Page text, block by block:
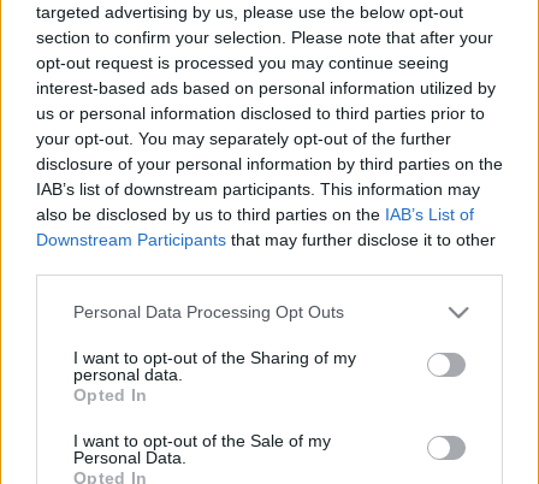
targeted advertising by us, please use the below opt-out
section to confirm your selection. Please note that after your
opt-out request is processed you may continue seeing
interest-based ads based on personal information utilized by
us or personal information disclosed to third parties prior to
your opt-out. You may separately opt-out of the further
disclosure of your personal information by third parties on the
IAB’s list of downstream participants. This information may
also be disclosed by us to third parties on the IAB’s List of
Downstream Participants that may further disclose it to other
Please note that this website/app uses one or more Google
not limited to your visit or usage behaviour. You may click to
grant or deny consent to Google and its third-party tags to
use your data for below specified purposes in below Google
consent section.
Personal Data Processing Opt Outs
I want to opt-out of the Sharing of my
personal data.
Opted In
I want to opt-out of the Sale of my
Personal Data.
Opted In
A platform minden komponenssel rendelkezik:
hardverrel, szoftverrel, anyagokkal. Akrilalapú
műgyantát (VisionClear) nyomtatnak, majd UV
fénnyel dolgoznak meg. A VsionEngine motor
többféle anyagot, például polimereket és boltokban
beszerezhető szemüvegkeretekhez passzoló
üvegeket printel, és légréseket is hagy, ha igény van
rájuk.
Ezekbe, a rétegek közé ágyazhatók az intelligens
technológiák: holografikus filmek, LCD kijelző,
felhasználónak nem kell külön szemüveget és
például kiterjesztett valóság (
Augmented Reality
lencsét hordania, mert most a kettő egyben van.
A Luxexcel teljesen digitalizált technológiája a nem